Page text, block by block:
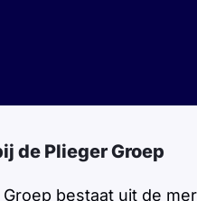
de Plieger Groep
bestaat uit de